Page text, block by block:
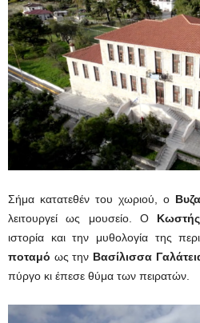
Σήμα κατατεθέν του χωριού, ο
λειτουργεί ως μουσείο. Ο
ιστορία και την μυθολογία της
ποταμό ως την Βασίλισσα
πύργο κι έπεσε θύμα των πειρατών.